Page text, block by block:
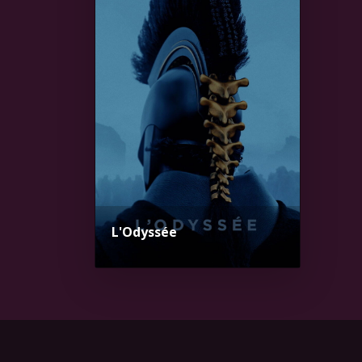
L'Odyssée